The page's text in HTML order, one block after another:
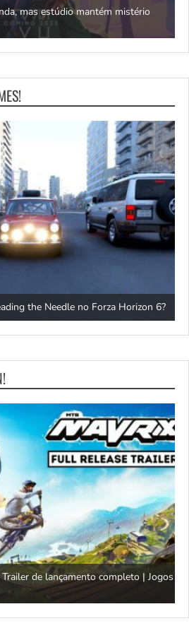
mas estúdio mantém mistério
the Needle no Forza Horizon 6?
de lançamento completo | Jogos